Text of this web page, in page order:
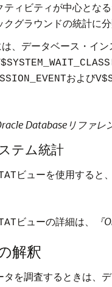
ィビティが中心とな
グラウンドの統計に分
は、データベース・イ
および
Databaseリファレ
テム統計
ビューを使用すると
ビューの詳細は、 『
解釈
を調査するときは、